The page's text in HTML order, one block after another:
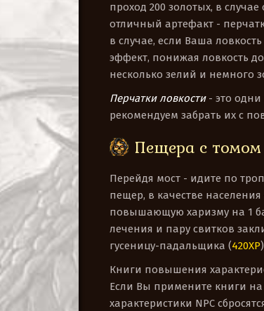
проход 200 золотых, в случае
отличный артефакт -
в случае, если Ваша
эффект, понижая ловкость
несколько зелий и немного
Перчатки ловкости- это одни
рекомендуем забрать их с
Пещера с томом
Перейдя мост - идите по
пещер, в качестве
повышающую харизму на 1
лечения и пару свитков
гусеницу-падальщика (420XP
Книги повышения
Если Вы примените книги на
характеристики NPC